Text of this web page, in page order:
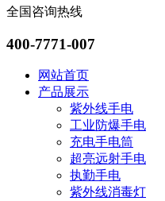
全国咨询热线
400-7771-007
网站首页
产品展示
紫外线手电
工业防爆手电
充电手电筒
超亮远射手电
执勤手电
紫外线消毒灯